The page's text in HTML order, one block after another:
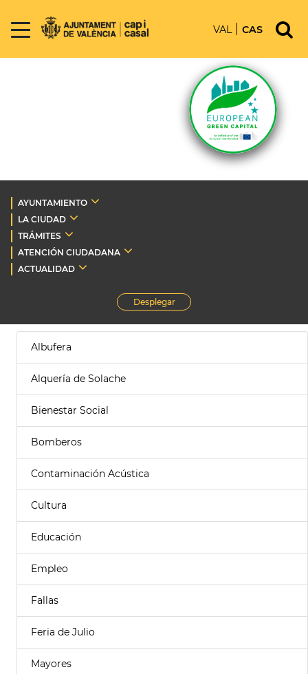
VAL CAS
AYUNTAMIENTO
LA CIUDAD
TRÁMITES
ATENCIÓN CIUDADANA
ACTUALIDAD
Desplegar
Albufera
Alquería de Solache
Bienestar Social
Bomberos
Contaminación Acústica
Cultura
Educación
Empleo
Fallas
Feria de Julio
Mayores